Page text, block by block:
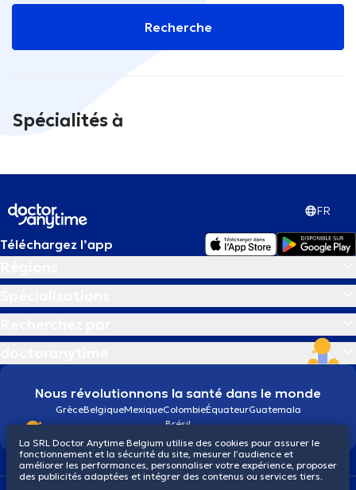
Recherche
Spécialités à
FR
Téléchargez l’app
Nous révolutionnons la santé dans le monde
GrèceBelgiqueMexiqueColombieÉquateurGuatemala
Brésil
La SRL Doctor Anytime Belgium utilise des cookies pour assurer le
fonctionnement et la sécurité du site, mesurer l’audience et
améliorer les performances, personnaliser votre expérience, proposer
des publicités adaptées et intégrer des contenus ou services tiers.